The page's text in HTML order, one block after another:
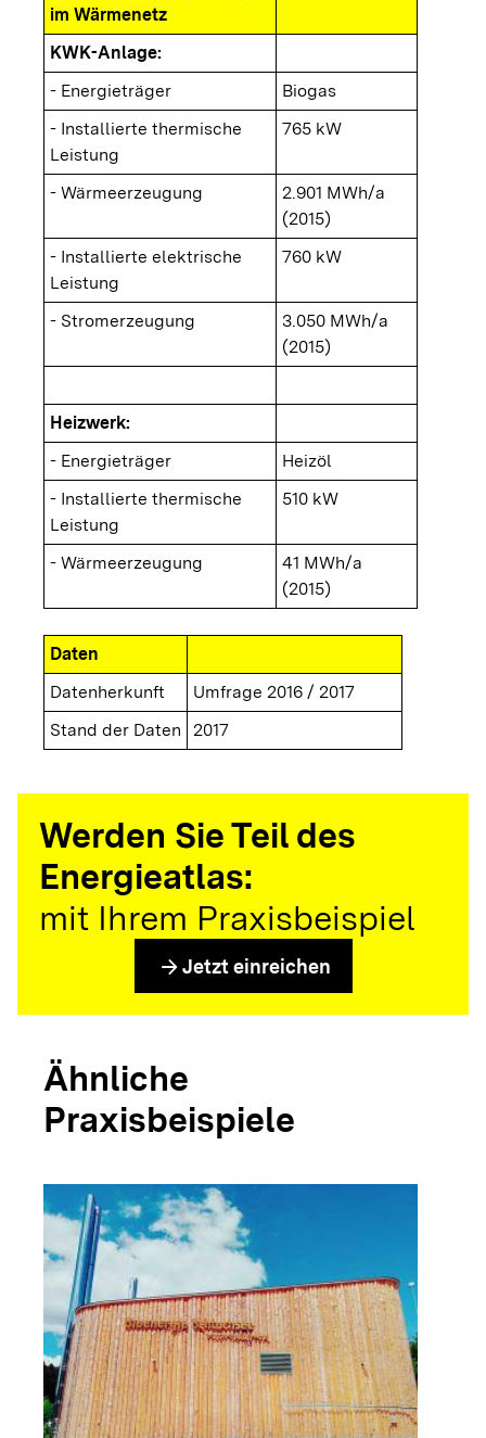
im Wärmenetz
KWK-Anlage:
- Energieträger
Biogas
- Installierte thermische
Leistung
765 kW
- Wärmeerzeugung
2.901 MWh/a
(2015)
- Installierte elektrische
Leistung
760 kW
- Stromerzeugung
3.050 MWh/a
(2015)
Heizwerk:
- Energieträger
Heizöl
- Installierte thermische
Leistung
510 kW
- Wärmeerzeugung
41 MWh/a
(2015)
Daten
Datenherkunft
Umfrage 2016 / 2017
Stand der Daten
2017
Werden Sie Teil des
Energieatlas:
mit Ihrem Praxisbeispiel
arrow_forward Jetzt einreichen
Ähnliche
Praxisbeispiele